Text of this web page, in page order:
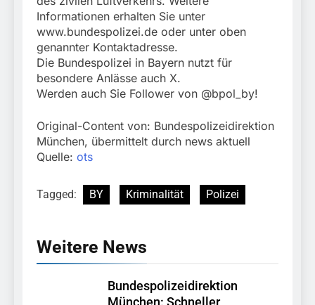
Informationen erhalten Sie unter
www.bundespolizei.de oder unter oben
genannter Kontaktadresse.
Die Bundespolizei in Bayern nutzt für
besondere Anlässe auch X.
Werden auch Sie Follower von @bpol_by!
Original-Content von: Bundespolizeidirektion
München, übermittelt durch news aktuell
Quelle: ots
Tagged: BY Kriminalität Polizei
Weitere News
Bundespolizeidirektion
München: Schneller